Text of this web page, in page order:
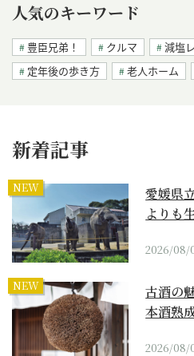
人気のキーワード
豊臣兄弟！ クルマ 減塩
定年後の歩き方
老人ホーム
新着記事
NEW
愛媛県
よりも
2026/08/
NEW
古酒の
本酒熟
2026/08/